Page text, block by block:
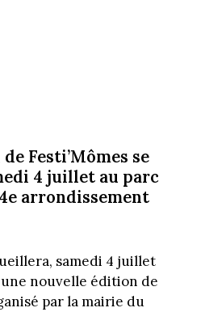
Festi’Mômes se
4 juillet au parc
arrondissement
samedi 4 juillet
une nouvelle édition de
par la mairie du